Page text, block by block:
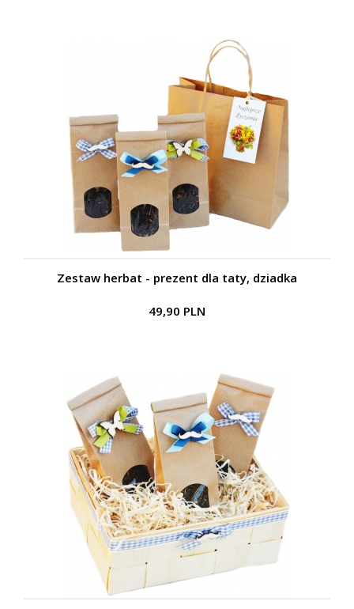
Zestaw herbat - prezent dla taty, dziadka
49,90 PLN